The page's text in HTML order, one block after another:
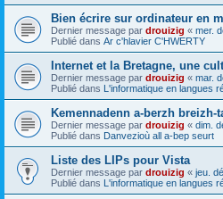
Bien écrire sur ordinateur en
Dernier message par drouizig « mer.
Publié dans Ar c'hlavier C'HWERTY
Internet et la Bretagne, une
Dernier message par drouizig « mar.
Publié dans L'informatique en langues
Kemennadenn a-berzh breizh-
Dernier message par drouizig « dim.
Publié dans Danvezioù all a-bep seurt
Liste des LIPs pour Vista
Dernier message par drouizig « jeu.
Publié dans L'informatique en langues